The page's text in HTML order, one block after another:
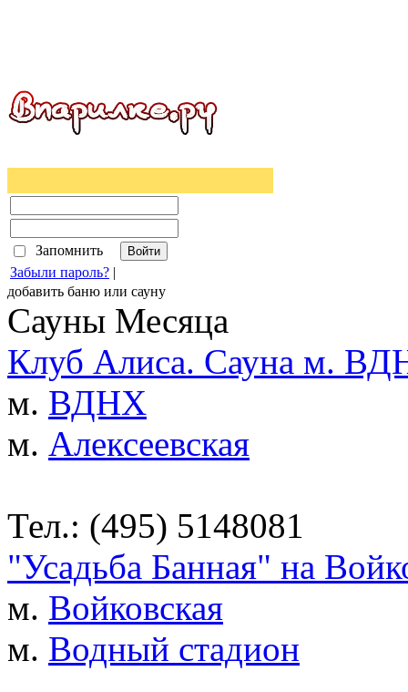
Запомнить
Забыли пароль? |
добавить баню или сауну
Сауны Месяца
Клуб Алиса. Сауна м.
м. ВДНХ
м. Алексеевская
Тел.: (495) 5148081
"Усадьба Банная" на
м. Войковская
м. Водный стадион